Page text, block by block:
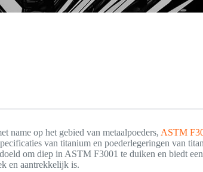
name op het gebied van metaalpoeders, ASTM
van titanium en poederlegeringen van
om diep in ASTM F3001 te duiken en biedt
en aantrekkelijk is.